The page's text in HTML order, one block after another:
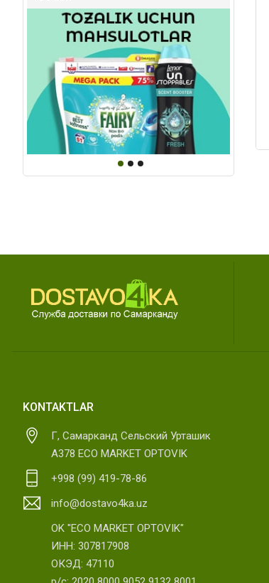
KONTAKTLAR
Г, Самарканд Сельский Урташик
А378 ECO MARKET OPTOVIK
+998 (99) 419-78-86
info@dostavo4ka.uz
OK "ECO MARKET OPTOVIK"
ИНН: 307817908
ОКЭД: 47110